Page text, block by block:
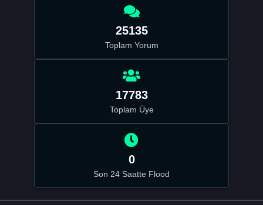
25135
Toplam Yorum
17783
Toplam Üye
0
Son 24 Saatte Flood